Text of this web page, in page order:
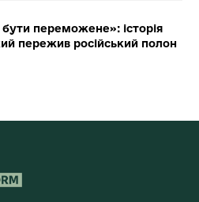
переможене»: історія
пережив російський полон